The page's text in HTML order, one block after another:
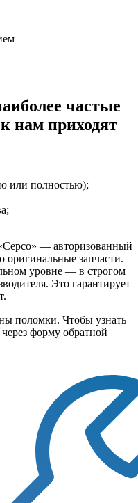
частые
нам приходят
или полностью);
— авторизованный
оригинальные запчасти.
уровне — в строгом
Это гарантирует
поломки. Чтобы узнать
форму обратной